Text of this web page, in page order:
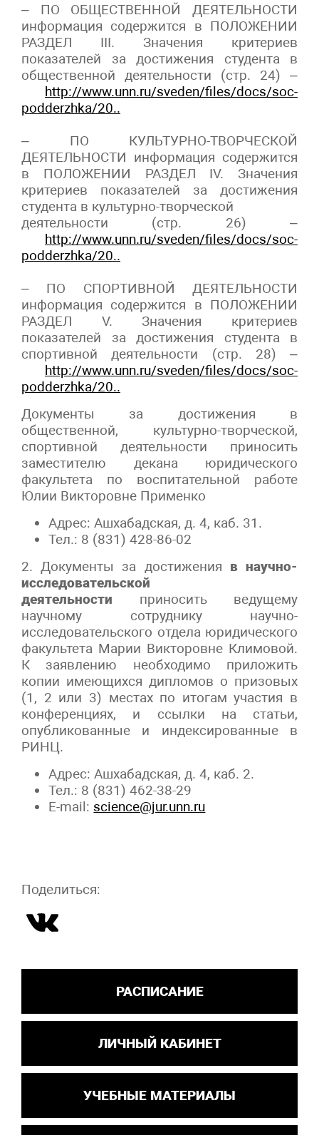
– ПО ОБЩЕСТВЕННОЙ ДЕЯТЕЛЬНОСТИ
информация содержится в ПОЛОЖЕНИИ
РАЗДЕЛ III. Значения критериев
показателей за достижения студента в
общественной деятельности (стр. 24) –
http://www.unn.ru/sveden/files/docs/soc-
podderzhka/20..
– ПО КУЛЬТУРНО-ТВОРЧЕСКОЙ
ДЕЯТЕЛЬНОСТИ информация содержится
в ПОЛОЖЕНИИ РАЗДЕЛ IV. Значения
критериев показателей за достижения
студента в культурно-творческой
деятельности (стр. 26) –
http://www.unn.ru/sveden/files/docs/soc-
podderzhka/20..
– ПО СПОРТИВНОЙ ДЕЯТЕЛЬНОСТИ
информация содержится в ПОЛОЖЕНИИ
РАЗДЕЛ V. Значения критериев
показателей за достижения студента в
спортивной деятельности (стр. 28) –
http://www.unn.ru/sveden/files/docs/soc-
podderzhka/20..
Документы за достижения в
общественной, культурно-творческой,
спортивной деятельности приносить
заместителю декана юридического
факультета по воспитательной работе
Юлии Викторовне Применко
Адрес: Ашхабадская, д. 4, каб. 31.
Тел.: 8 (831) 428-86-02
2. Документы за достижения в научно-
исследовательской
деятельности приносить ведущему
научному сотруднику научно-
исследовательского отдела юридического
факультета Марии Викторовне Климовой.
К заявлению необходимо приложить
копии имеющихся дипломов о призовых
(1, 2 или 3) местах по итогам участия в
конференциях, и ссылки на статьи,
опубликованные и индексированные в
РИНЦ.
Адрес: Ашхабадская, д. 4, каб. 2.
Тел.: 8 (831) 462-38-29
E-mail: science@jur.unn.ru
Поделиться:
РАСПИСАНИЕ
ЛИЧНЫЙ КАБИНЕТ
УЧЕБНЫЕ МАТЕРИАЛЫ